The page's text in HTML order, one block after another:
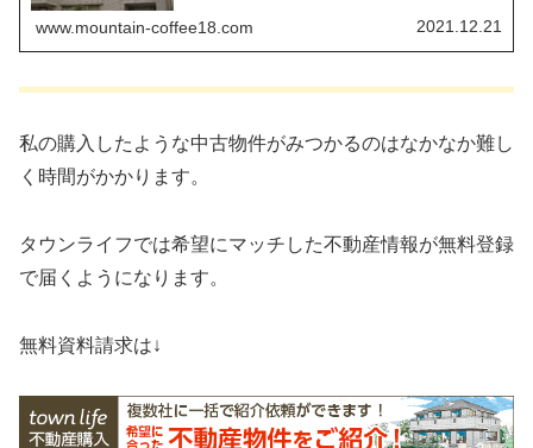
www.mountain-coffee18.com 2021.12.21
私の購入したような中古物件がみつかるのはなかなか難し
く時間がかかります。
タウンライフでは希望にマッチした不動産情報が無料登録
で届くようになります。
無料資料請求は↓